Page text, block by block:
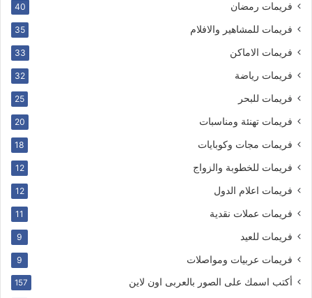
فريمات رمضان 40
فريمات للمشاهير والافلام 35
فريمات الاماكن 33
فريمات رياضة 32
فريمات للبحر 25
فريمات تهنئة ومناسبات 20
فريمات مجات وكوبايات 18
فريمات للخطوبة والزواج 12
فريمات اعلام الدول 12
فريمات عملات نقدية 11
فريمات للعيد 9
فريمات عربيات ومواصلات 9
أكتب اسمك على الصور بالعربى اون لاين 157